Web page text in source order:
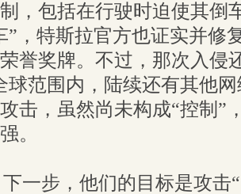
，包括在行驶时迫使其倒
”，特斯拉官方也证实并修
誉奖牌。不过，那次入侵
球范围内，陆续还有其他
击，虽然尚未构成“控制”
。
一步，他们的目标是攻击